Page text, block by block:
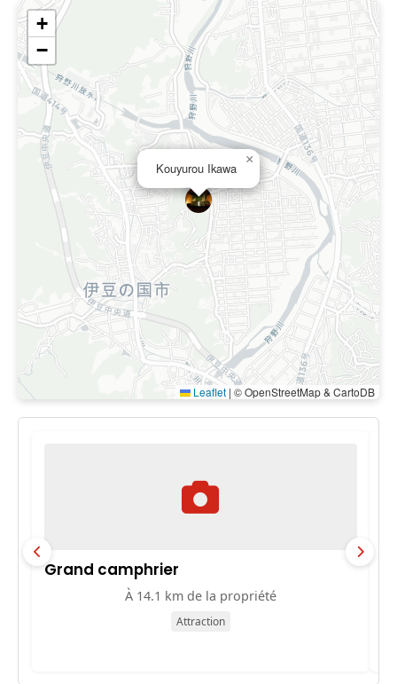
Kouyurou Ikawa
×
+
−
Leaflet | © OpenStreetMap & CartoDB
Grand camphrier
À 14.1 km de la propriété
Attraction